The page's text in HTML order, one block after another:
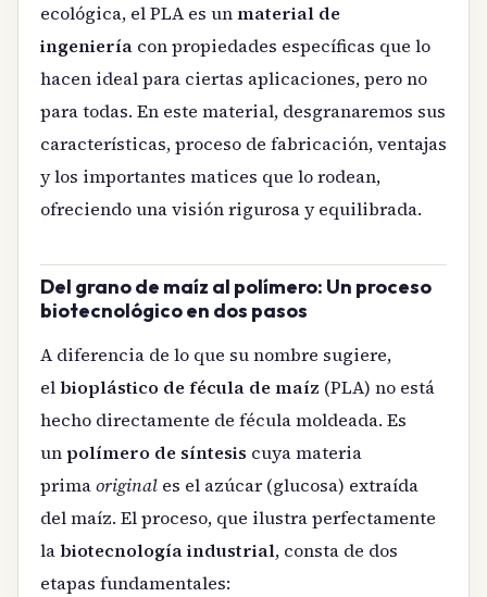
ecológica, el PLA es unmaterial de
ingeniería con propiedades específicas que lo
hacen ideal para ciertas aplicaciones, pero no
para todas. En este material, desgranaremos sus
características, proceso de fabricación, ventajas
y los importantes matices que lo rodean,
ofreciendo una visión rigurosa y equilibrada.
Del grano de maíz al polímero: Un proceso
biotecnológico en dos pasos
A diferencia de lo que su nombre sugiere,
elbioplástico de fécula de maíz (PLA) no está
hecho directamente de fécula moldeada. Es
un polímero de síntesis cuya materia
primaoriginal es el azúcar (glucosa) extraída
del maíz. El proceso, que ilustra perfectamente
labiotecnología industrial, consta de dos
etapas fundamentales: